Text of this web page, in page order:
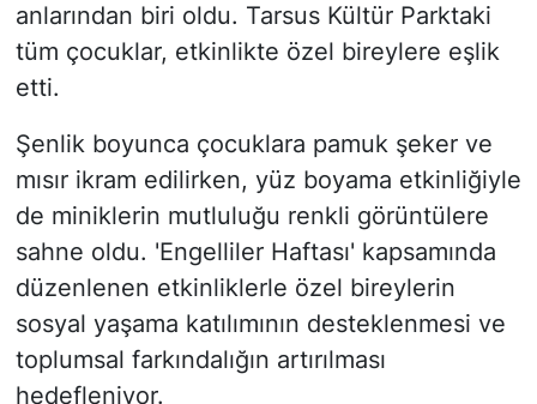
anlarından biri oldu. Tarsus Kültür Parktaki
tüm çocuklar, etkinlikte özel bireylere eşlik
etti.
Şenlik boyunca çocuklara pamuk şeker ve
mısır ikram edilirken, yüz boyama etkinliğiyle
de miniklerin mutluluğu renkli görüntülere
sahne oldu. 'Engelliler Haftası' kapsamında
düzenlenen etkinliklerle özel bireylerin
sosyal yaşama katılımının desteklenmesi ve
toplumsal farkındalığın artırılması
hedefleniyor.